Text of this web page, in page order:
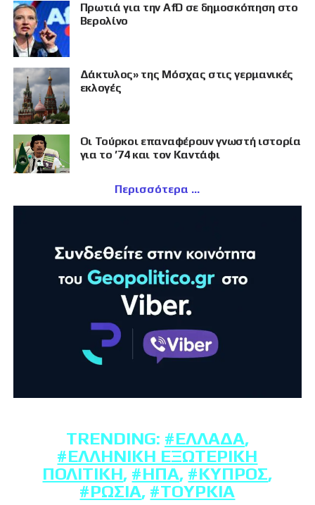
Πρωτιά για την AfD σε δημοσκόπηση στο
Βερολίνο
Δάκτυλος» της Μόσχας στις γερμανικές
εκλογές
Οι Τούρκοι επαναφέρουν γνωστή ιστορία
για το ’74 και τον Καντάφι
Περισσότερα
TRENDING: #ΕΛΛΆΔΑ,
#ΕΛΛΗΝΙΚΉ ΕΞΩΤΕΡΙΚΉ
ΠΟΛΙΤΙΚΉ, #ΗΠΑ, #ΚΎΠΡΟΣ,
#ΡΩΣΊΑ, #ΤΟΥΡΚΊΑ